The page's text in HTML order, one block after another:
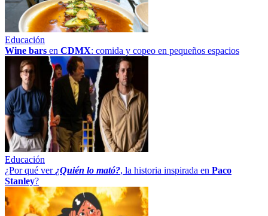
Educación
Wine bars en CDMX: comida y copeo en pequeños espacios
Educación
¿Por qué ver ¿Quién lo mató?, la historia inspirada en Paco
Stanley?